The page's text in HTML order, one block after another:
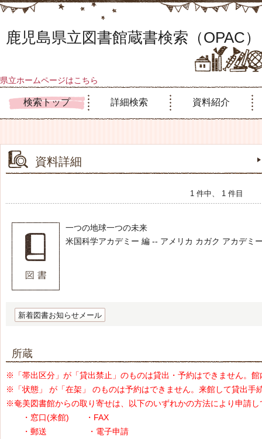
鹿児島県立図書館蔵書検索（OPAC）
県立ホームページはこちら
検索トップ 詳細検索 資料紹介
資料詳細
1 件中、 1 件目
一つの地球一つの未来
米国科学アカデミー 編 -- アメリカ カガク アカデミ
新着図書お知らせメール
所蔵
※「帯出区分」が「貸出禁止」のものは貸出・予約はできません。
※「状態」 が「在架」 のものは予約はできません。来館して貸出手
※奄美図書館からの取り寄せは、以下のいずれかの方法により申請し
・窓口(来館) ・FAX
・郵送 ・電子申請